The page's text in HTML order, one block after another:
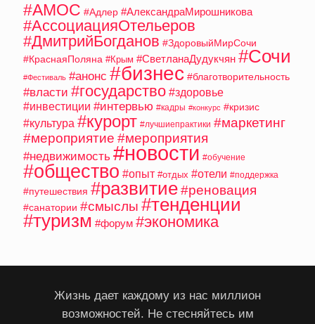
#АМОС #Адлер #АлександраМирошникова
#АссоциацияОтельеров
#ДмитрийБогданов #ЗдоровыйМирСочи
#КраснаяПоляна #Крым #СветланаДудукчян #Сочи
#Фестиваль #анонс #бизнес #благотворительность
#власти #государство #здоровье
#инвестиции #интервью #кадры #конкурс #кризис
#культура #курорт #лучшиепрактики #маркетинг
#мероприятие #мероприятия
#недвижимость #новости #обучение
#общество #опыт #отдых #отели #поддержка
#путешествия #развитие#реновация
#санатории #смыслы #тенденции
#туризм #форум #экономика
Жизнь дает каждому из нас миллион
возможностей. Не стесняйтесь им